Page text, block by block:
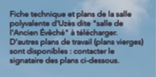
Fiche technique et plans de la salle
polyvalente d'Uzès dite "salle de
l'Ancien Évêché" à télécharger.
D'autres plans de travail (plans vierges)
sont disponibles : contacter le
signataire des plans ci-dessous.